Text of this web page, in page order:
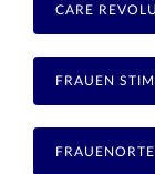
CARE
FRAUEN